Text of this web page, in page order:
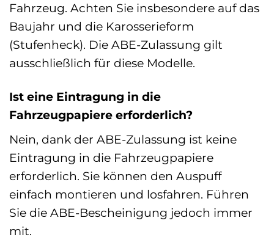
Fahrzeug. Achten Sie insbesondere auf das
Baujahr und die Karosserieform
(Stufenheck). Die ABE-Zulassung gilt
ausschließlich für diese Modelle.
Ist eine Eintragung in die
Fahrzeugpapiere erforderlich?
Nein, dank der ABE-Zulassung ist keine
Eintragung in die Fahrzeugpapiere
erforderlich. Sie können den Auspuff
einfach montieren und losfahren. Führen
Sie die ABE-Bescheinigung jedoch immer
mit.